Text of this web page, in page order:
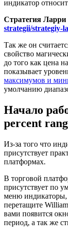
индикатор
Стратегия
strategii/strategiy-
Так же он
свойство
до того как цена
показывает
максимумов и
умолчанию
Начало
percent
Из-за того что
присутствует
платформах.
В торговой
присутствует по
меню индикаторы,
перетащите
вами появится
период, а так же